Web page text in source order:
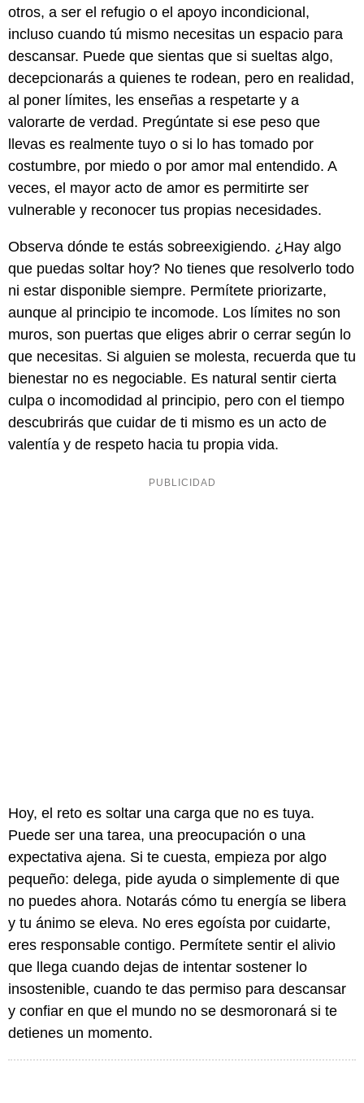
otros, a ser el refugio o el apoyo incondicional,
incluso cuando tú mismo necesitas un espacio para
descansar. Puede que sientas que si sueltas algo,
decepcionarás a quienes te rodean, pero en realidad,
al poner límites, les enseñas a respetarte y a
valorarte de verdad. Pregúntate si ese peso que
llevas es realmente tuyo o si lo has tomado por
costumbre, por miedo o por amor mal entendido. A
veces, el mayor acto de amor es permitirte ser
vulnerable y reconocer tus propias necesidades.
Observa dónde te estás sobreexigiendo. ¿Hay algo
que puedas soltar hoy? No tienes que resolverlo todo
ni estar disponible siempre. Permítete priorizarte,
aunque al principio te incomode. Los límites no son
muros, son puertas que eliges abrir o cerrar según lo
que necesitas. Si alguien se molesta, recuerda que tu
bienestar no es negociable. Es natural sentir cierta
culpa o incomodidad al principio, pero con el tiempo
descubrirás que cuidar de ti mismo es un acto de
valentía y de respeto hacia tu propia vida.
Hoy, el reto es soltar una carga que no es tuya.
Puede ser una tarea, una preocupación o una
expectativa ajena. Si te cuesta, empieza por algo
pequeño: delega, pide ayuda o simplemente di que
no puedes ahora. Notarás cómo tu energía se libera
y tu ánimo se eleva. No eres egoísta por cuidarte,
eres responsable contigo. Permítete sentir el alivio
que llega cuando dejas de intentar sostener lo
insostenible, cuando te das permiso para descansar
y confiar en que el mundo no se desmoronará si te
detienes un momento.